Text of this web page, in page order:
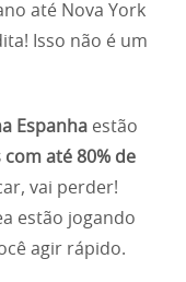
até Nova York
Isso não é um
Espanha estão
até 80% de
vai perder!
estão jogando
agir rápido.